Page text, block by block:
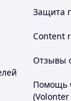
Защита
Content
Отзывы
Помощь